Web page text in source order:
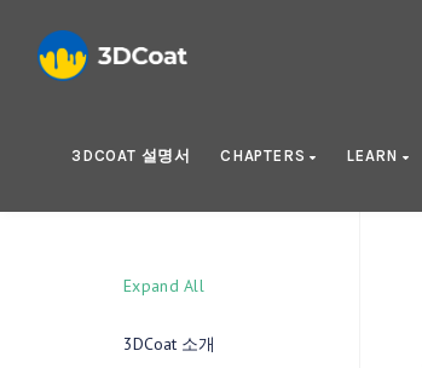
3DCOAT 설명서 CHAPTERS LEARN
Expand All
3DCoat 소개